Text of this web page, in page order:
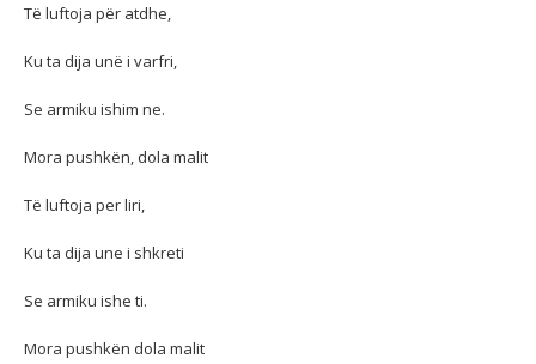
Të luftoja për atdhe,
Ku ta dija unë i varfri,
Se armiku ishim ne.
Mora pushkën, dola malit
Të luftoja per liri,
Ku ta dija une i shkreti
Se armiku ishe ti.
Mora pushkën dola malit